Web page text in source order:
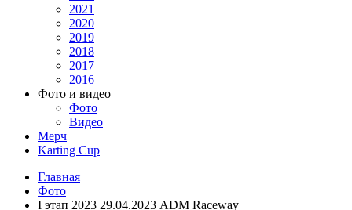
2021
2020
2019
2018
2017
2016
Фото и видео
Фото
Видео
Мерч
Karting Cup
Главная
Фото
I этап 2023 29.04.2023 ADM Raceway